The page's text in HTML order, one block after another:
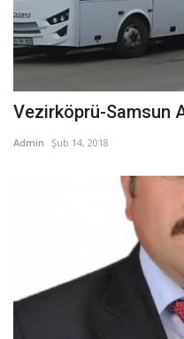
Vezirköprü-Samsun
Admin Şub 14, 2018